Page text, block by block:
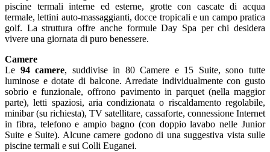
piscine termali interne ed esterne, grotte con cascate di acqua
termale, lettini auto-massaggianti, docce tropicali e un campo pratica
golf. La struttura offre anche formule Day Spa per chi desidera
vivere una giornata di puro benessere.
Camere
Le 94 camere, suddivise in 80 Camere e 15 Suite, sono tutte
luminose e dotate di balcone. Arredate individualmente con gusto
sobrio e funzionale, offrono pavimento in parquet (nella maggior
parte), letti spaziosi, aria condizionata o riscaldamento regolabile,
minibar (su richiesta), TV satellitare, cassaforte, connessione Internet
in fibra, telefono e ampio bagno (con doppio lavabo nelle Junior
Suite e Suite). Alcune camere godono di una suggestiva vista sulle
piscine termali e sui Colli Euganei.